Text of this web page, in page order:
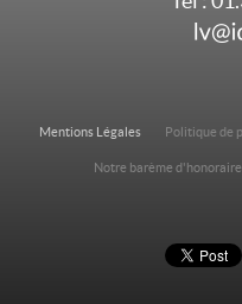
Mentions Légales Politique de
Notre barème